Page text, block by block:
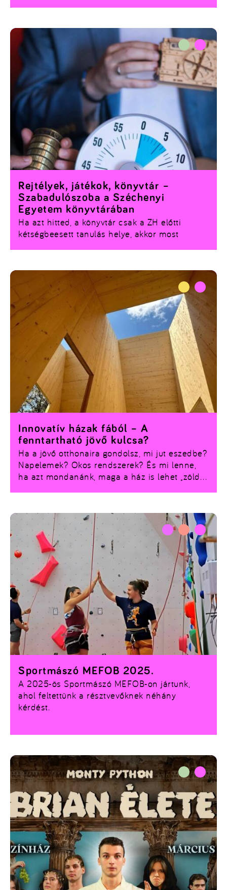
Ha azt hitted, a könyvtár csak a ZH előtti
kétségbeesett tanulás helye, akkor most
„tanulóhely” fogalmát. Itt most már nem csak a
tankönyvek között lehet elveszni – hanem egy
reformkori bűntény nyomában is.
Rejtélyek, játékok, könyvtár –
Szabadulószoba a Széchenyi
Egyetem könyvtárában
Ha a jövő otthonaira gondolsz, mi jut eszedbe?
Napelemek? Okos rendszerek? És mi lenne,
ha azt mondanánk, maga a ház is lehet „zöld”?
fából készül. A Soproni Egyetem kutatói
pontosan ezen dolgoznak – méghozzá nem is
akárhogyan.
Innovatív házak fából – A
fenntartható jövő kulcsa?
A 2025-ös Sportmászó MEFOB-on jártunk,
ahol feltettünk a résztvevőknek néhány
kérdést.
Sportmászó MEFOB 2025.